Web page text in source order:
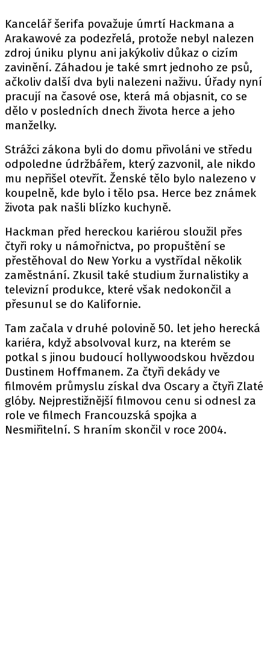
Kancelář šerifa považuje úmrtí Hackmana a
Arakawové za podezřelá, protože nebyl nalezen
zdroj úniku plynu ani jakýkoliv důkaz o cizím
zavinění. Záhadou je také smrt jednoho ze psů,
ačkoliv další dva byli nalezeni naživu. Úřady nyní
pracují na časové ose, která má objasnit, co se
dělo v posledních dnech života herce a jeho
manželky.
Strážci zákona byli do domu přivoláni ve středu
odpoledne údržbářem, který zazvonil, ale nikdo
mu nepřišel otevřít. Ženské tělo bylo nalezeno v
koupelně, kde bylo i tělo psa. Herce bez známek
života pak našli blízko kuchyně.
Hackman před hereckou kariérou sloužil přes
čtyři roky u námořnictva, po propuštění se
přestěhoval do New Yorku a vystřídal několik
zaměstnání. Zkusil také studium žurnalistiky a
televizní produkce, které však nedokončil a
přesunul se do Kalifornie.
Tam začala v druhé polovině 50. let jeho herecká
kariéra, když absolvoval kurz, na kterém se
potkal s jinou budoucí hollywoodskou hvězdou
Dustinem Hoffmanem. Za čtyři dekády ve
filmovém průmyslu získal dva Oscary a čtyři Zlaté
glóby. Nejprestižnější filmovou cenu si odnesl za
role ve filmech Francouzská spojka a
Nesmiřitelní. S hraním skončil v roce 2004.